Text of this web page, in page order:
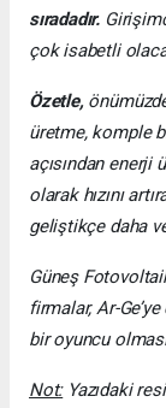
sıradadır.
çok isabetli
Özetle,
üretme, komple
açısından enerji
olarak hızını
geliştikçe daha
Güneş
firmalar, Ar-
bir oyuncu
Not:Yazıdaki